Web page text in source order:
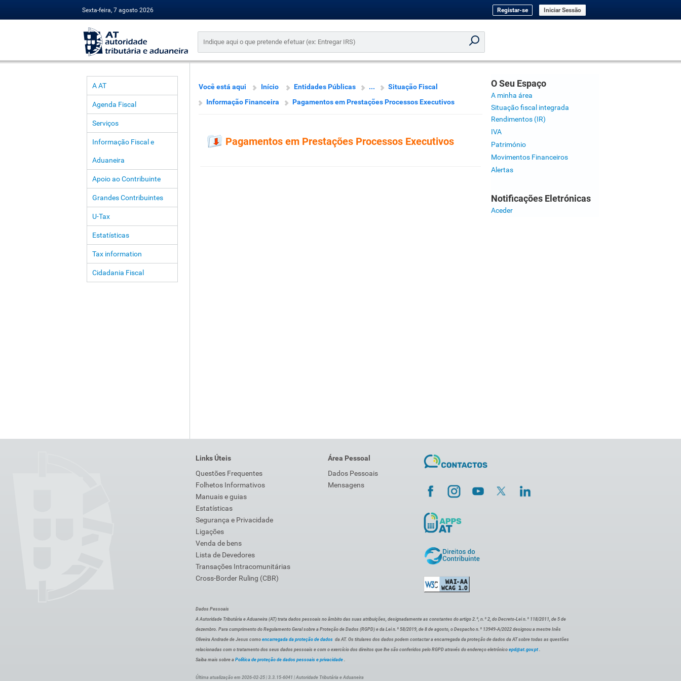
Sexta-feira, 7 agosto 2026 Registar-se Iniciar Sessão
A AT
Agenda Fiscal
Serviços
Informação Fiscal e
Aduaneira
Apoio ao Contribuinte
Grandes Contribuintes
U-Tax
Estatísticas
Tax information
Cidadania Fiscal
Você está aqui Início Entidades Públicas ...
Situação Fiscal
Informação Financeira
Pagamentos em Prestações Processos Executivos
Pagamentos em Prestações Processos Executivos
O Seu Espaço
A minha área
Situação fiscal integrada
Rendimentos (IR)
IVA
Património
Movimentos Financeiros
Alertas
Notificações Eletrónicas
Aceder
Links Úteis
Questões Frequentes
Folhetos Informativos
Manuais e guias
Estatísticas
Segurança e Privacidade
Ligações
Venda de bens
Lista de Devedores
Transações Intracomunitárias
Cross-Border Ruling (CBR)
Área Pessoal
Dados Pessoais
Mensagens
Dados Pessoais
A Autoridade Tributária e Aduaneira (AT) trata dados pessoais no âmbito das suas atribuições, designadamente as constantes do artigo 2.º, n.º 2, do Decreto-Lei n.º 118/2011, de 5 de
dezembro. Para cumprimento do Regulamento Geral sobre a Proteção de Dados (RGPD) e da Lei n.º 58/2019, de 8 de agosto, o Despacho n.º 13949-A/2022 designou a mestre Inês
Oliveira Andrade de Jesus como encarregada da proteção de dados da AT. Os titulares dos dados podem contactar a encarregada da proteção de dados da AT sobre todas as questões
relacionadas com o tratamento dos seus dados pessoais e com o exercício dos direitos que lhe são conferidos pelo RGPD através do endereço eletrónico epd@at.gov.pt .
Saiba mais sobre a Política de proteção de dados pessoais e privacidade .
Última atualização em 2026-02-25 | 3.3.15-6041 | Autoridade Tributária e Aduaneira